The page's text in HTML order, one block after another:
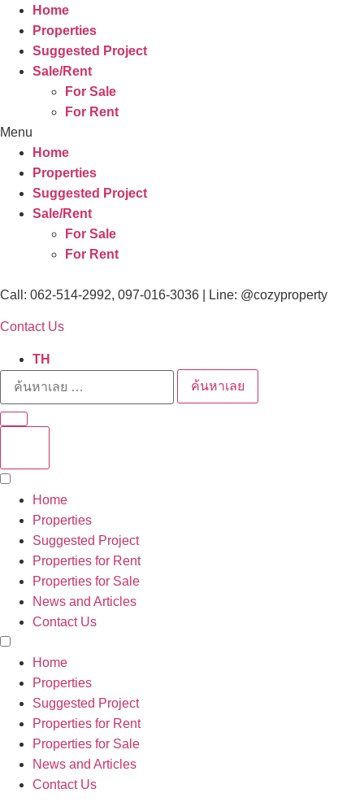
Home
Properties
Suggested Project
Sale/Rent
For Sale
For Rent
Menu
Home
Properties
Suggested Project
Sale/Rent
For Sale
For Rent
Call: 062-514-2992, 097-016-3036 | Line: @cozyproperty
Contact Us
TH
ค้นหาเลย
Home
Properties
Suggested Project
Properties for Rent
Properties for Sale
News and Articles
Contact Us
Home
Properties
Suggested Project
Properties for Rent
Properties for Sale
News and Articles
Contact Us